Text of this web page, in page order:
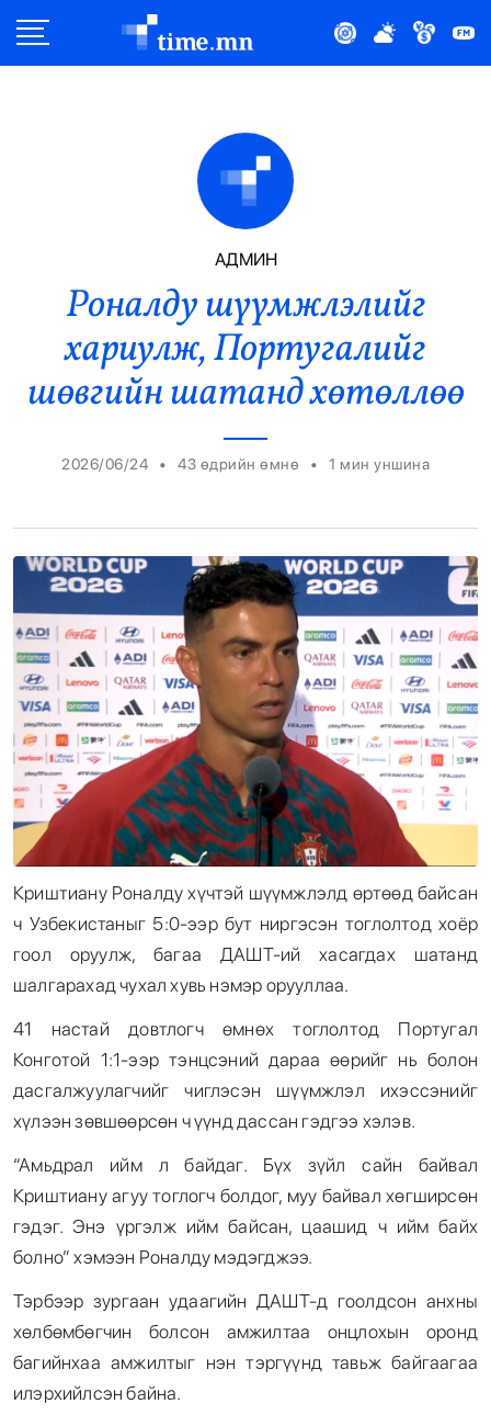
Эдийн Засаг
Нийтлэлчийн Булан
Эрүүл Мэнд
Орон Нутаг
Спорт
Энтертайнмент
Эрэн Сурвалжилга
АДМИН
Роналду шүүмжлэлийг
хариулж, Португалийг
шөвгийн шатанд хөтөллөө
2026/06/24 • 43 өдрийн өмнө • 1 мин уншина
Криштиану Роналду хүчтэй шүүмжлэлд өртөөд байсан
ч Узбекистаныг 5:0-ээр бут ниргэсэн тоглолтод хоёр
гоол оруулж, багаа ДАШТ-ий хасагдах шатанд
шалгарахад чухал хувь нэмэр орууллаа.
41 настай довтлогч өмнөх тоглолтод Португал
Конготой 1:1-ээр тэнцсэний дараа өөрийг нь болон
дасгалжуулагчийг чиглэсэн шүүмжлэл ихэссэнийг
хүлээн зөвшөөрсөн ч үүнд дассан гэдгээ хэлэв.
“Амьдрал ийм л байдаг. Бүх зүйл сайн байвал
Криштиану агуу тоглогч болдог, муу байвал хөгширсөн
гэдэг. Энэ үргэлж ийм байсан, цаашид ч ийм байх
болно” хэмээн Роналду мэдэгджээ.
Тэрбээр зургаан удаагийн ДАШТ-д гоолдсон анхны
хөлбөмбөгчин болсон амжилтаа онцлохын оронд
багийнхаа амжилтыг нэн тэргүүнд тавьж байгаагаа
илэрхийлсэн байна.